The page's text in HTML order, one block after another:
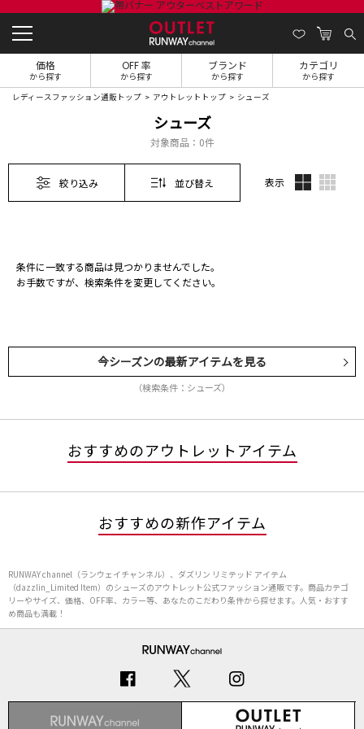
価格
から探す
OFF 率
から探す
ブランド
から探す
カテゴリ
から探す
レディースファッション通販トップ アウトレットトップ シューズ
シューズ
対象商品： 0件
絞り込み 並び替え 表示
条件に一致する商品は見つかりませんでした。
お手数ですが、検索条件を変更してください。
今シーズンの最新アイテムを見る
（検索条件：シューズ）
おすすめのアウトレットアイテム
おすすめの新作アイテム
RUNWAY channel（ランウェイチャンネル）、ダズリン リミテッド アイテム
（dazzlin_Limited Item）のシューズのアウトレット公式ファッション通販です。商品カテゴ
リーやサイズ、価格、OFF率、カラー等、あなたのこだわり条件から探せます。人気・おすす
め商品も満載！